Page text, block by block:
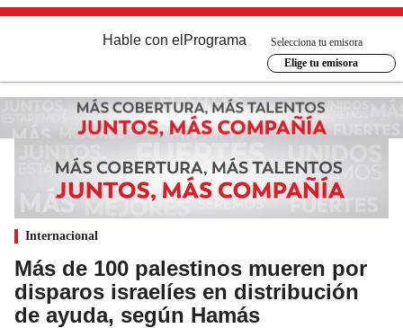
Hable con el Programa
Selecciona tu emisora
Elige tu emisora
Internacional
Más de 100 palestinos mueren por
disparos israelíes en distribución
de ayuda, según Hamás